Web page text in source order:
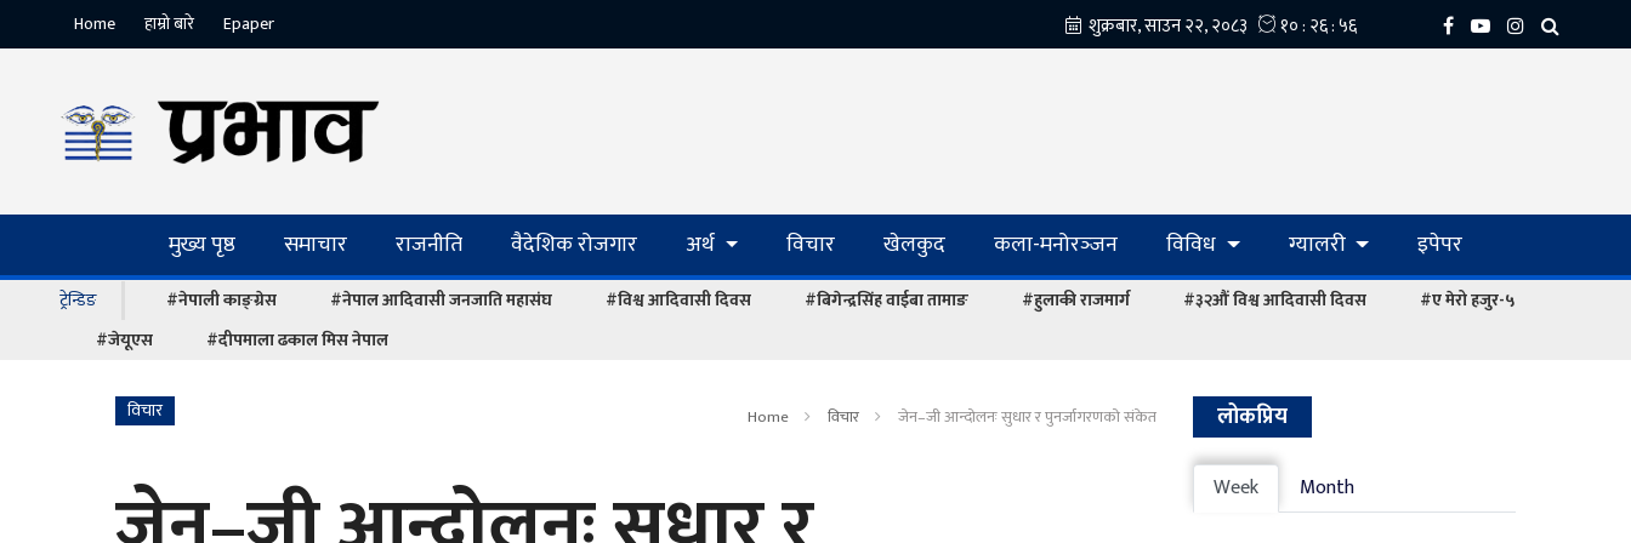
Home हाम्रो बारे Epaper
मुख्य पृष्ठ समाचार राजनीति वैदेशिक रोजगार अर्थ विचार खेलकुद कला-मनोरञ्‍जन विविध ग्यालरी इपेपर
ट्रेन्डिङ #नेपाली काङ्ग्रेस #नेपाल आदिवासी जनजाति महासंघ #विश्व आदिवासी दिवस #बिगेन्द्रसिंह वाईबा तामाङ #हुलाकी राजमार्ग #३२औं विश्व आदिवासी दिवस
#ए मेरो हजुर-५
#जेयूएस
#दीपमाला ढकाल मिस नेपाल
विचार Home विचार जेन–जी आन्दोलनः सुधार र पुनर्जागरणको संकेत लोकप्रिय
Week Month